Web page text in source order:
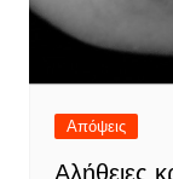
Απόψεις
Αλήθειες